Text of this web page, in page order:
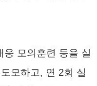
응 모의훈련 등을 실
모하고, 연 2회 실